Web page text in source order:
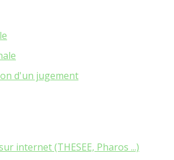
d'un jugement
internet (THESEE, Pharos ...)